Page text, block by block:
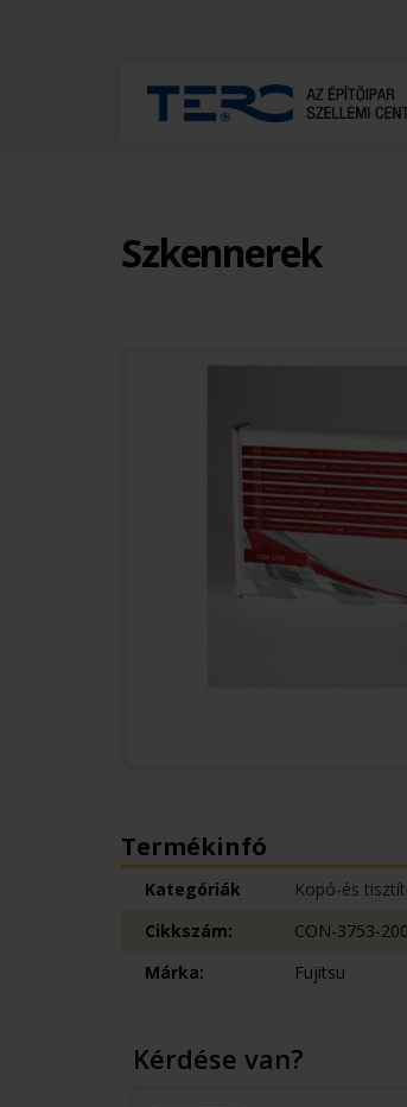
Szkennerek
Termékinfó
Kategóriák
Kopó-és
Cikkszám:
CON-3753-
Márka:
Fujitsu
Kérdése van?